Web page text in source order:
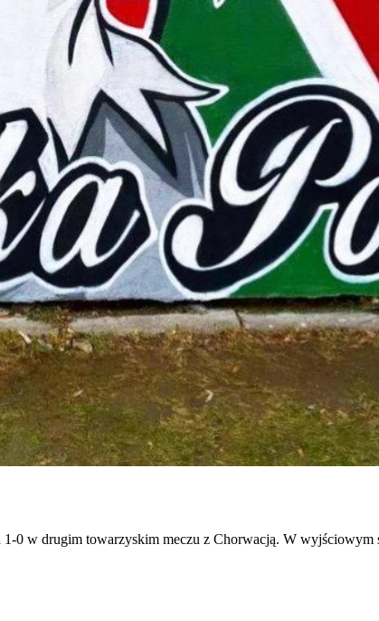
0 w drugim towarzyskim meczu z Chorwacją. W wyjściowym